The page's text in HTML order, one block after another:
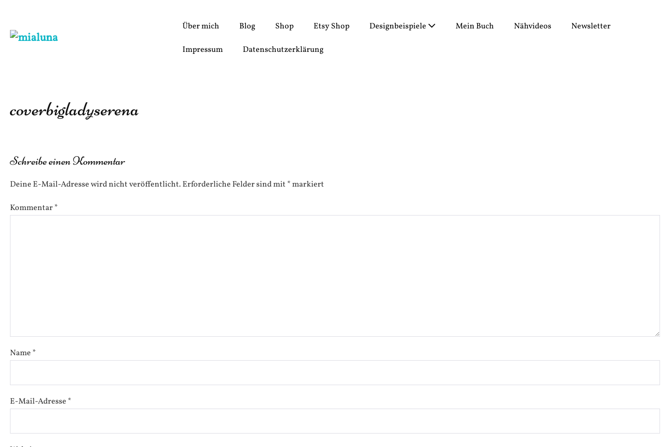
springen
Über mich Blog Shop Etsy Shop Designbeispiele Mein Buch Nähvideos Newsletter
Impressum Datenschutzerklärung
coverbigladyserena
Schreibe einen Kommentar
Deine E-Mail-Adresse wird nicht veröffentlicht. Erforderliche Felder sind mit *markiert
Kommentar*
Name *
E-Mail-Adresse *